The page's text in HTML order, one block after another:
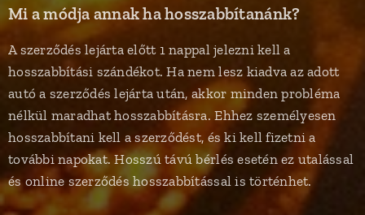
Mi a módja annak ha hosszabbítanánk?
A szerződés lejárta előtt 1 nappal jelezni kell a
hosszabbítási szándékot. Ha nem lesz kiadva az adott
autó a szerződés lejárta után, akkor minden probléma
nélkül maradhat hosszabbításra. Ehhez személyesen
hosszabbítani kell a szerződést, és ki kell fizetni a
további napokat. Hosszú távú bérlés esetén ez utalással
és online szerződés hosszabbítással is történhet.